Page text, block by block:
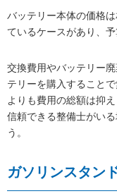
バッテリー本体の価格
ているケースがあり、
交換費用やバッテリー
テリーを購入すること
よりも費用の総額は抑え
信頼できる整備士がい
う。
ガソリンスタン